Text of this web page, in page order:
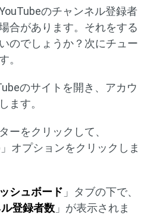
のチャンネル登録者
合があります。それをする
のでしょうか？次にチュー
。
のサイトを開き、アカウ
ます。
ーをクリックして、
」オプションをクリックしま
シュボード 」タブの下で、
登録者数 」が表示されま